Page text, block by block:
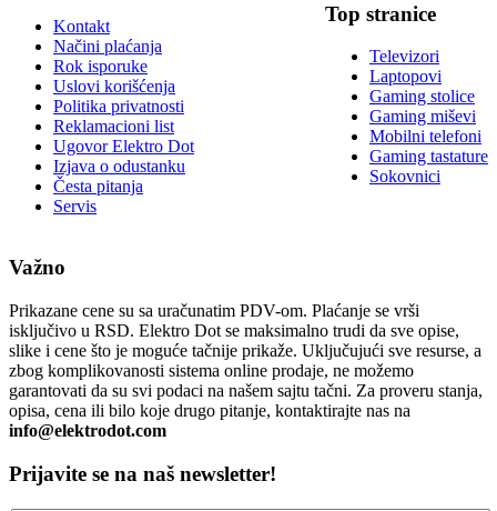
Kontakt
Načini plaćanja
Rok isporuke
Uslovi korišćenja
Politika privatnosti
Reklamacioni list
Ugovor Elektro Dot
Izjava o odustanku
Česta pitanja
Servis
Top stranice
Televizori
Laptopovi
Gaming stolice
Gaming miševi
Mobilni telefoni
Gaming tastature
Sokovnici
Važno
Prikazane cene su sa uračunatim PDV-om. Plaćanje se vrši
isključivo u RSD. Elektro Dot se maksimalno trudi da sve opise,
slike i cene što je moguće tačnije prikaže. Uključujući sve resurse, a
zbog komplikovanosti sistema online prodaje, ne možemo
garantovati da su svi podaci na našem sajtu tačni. Za proveru stanja,
opisa, cena ili bilo koje drugo pitanje, kontaktirajte nas na
info@elektrodot.com
Prijavite se na naš newsletter!